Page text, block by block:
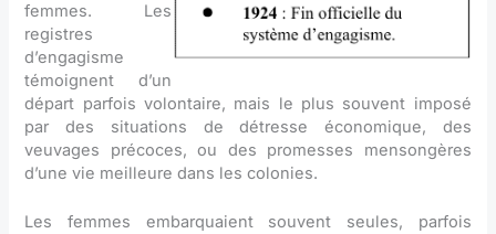
femmes. Les
registres
d’engagisme
témoignent d’un
départ parfois volontaire, mais le plus souvent imposé
par des situations de détresse économique, des
veuvages précoces, ou des promesses mensongères
d’une vie meilleure dans les colonies.
Les femmes embarquaient souvent seules, parfois